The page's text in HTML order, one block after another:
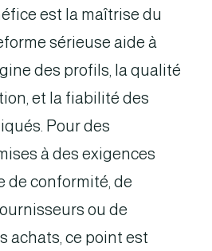
est la maîtrise du
sérieuse aide à
des profils, la qualité
et la fiabilité des
Pour des
à des exigences
de conformité, de
ou de
achats, ce point est